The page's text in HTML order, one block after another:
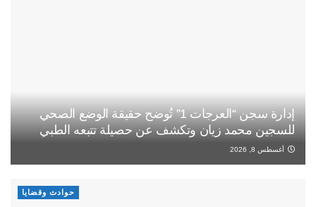
إدارة سجن “العرجات 1” تُوضح حقيقة الوضع الصحي
للسجين محمد زيان وتكشف عن حصيلة تتبعه الطبي
أغسطس 8, 2026
حوادث وقضايا